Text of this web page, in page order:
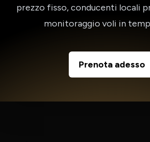
prezzo fisso, conducenti locali
monitoraggio voli in
Prenota adesso